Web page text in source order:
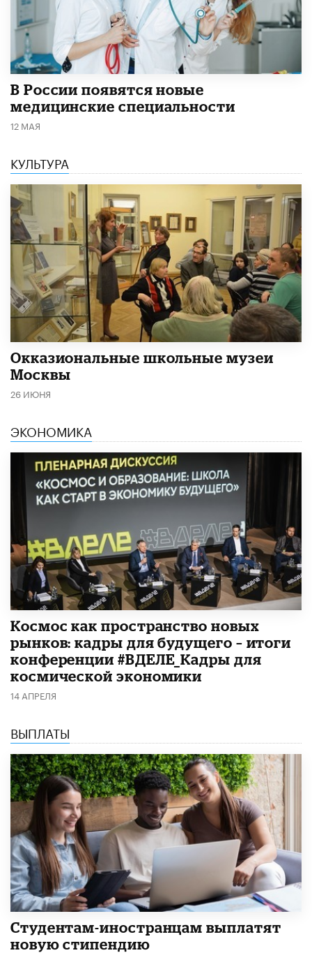
В России появятся новые
медицинские специальности
12 МАЯ
КУЛЬТУРА
​Окказиональные школьные музеи
Москвы
26 ИЮНЯ
ЭКОНОМИКА
Космос как пространство новых
рынков: кадры для будущего – итоги
конференции #ВДЕЛЕ_Кадры для
космической экономики
14 АПРЕЛЯ
ВЫПЛАТЫ
Студентам-иностранцам выплатят
новую стипендию